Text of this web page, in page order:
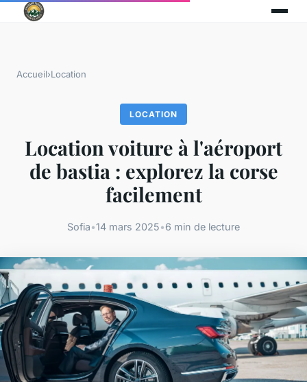
Accueil›Location
LOCATION
Location voiture à l'aéroport
de bastia : explorez la corse
facilement
Sofia•14 mars 2025•6 min de lecture